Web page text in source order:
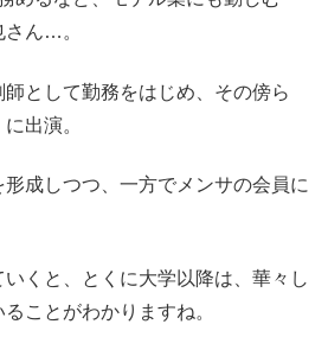
さん…。
として勤務をはじめ、その傍ら
出演。
成しつつ、一方でメンサの会員に
くと、とくに大学以降は、華々し
ことがわかりますね。